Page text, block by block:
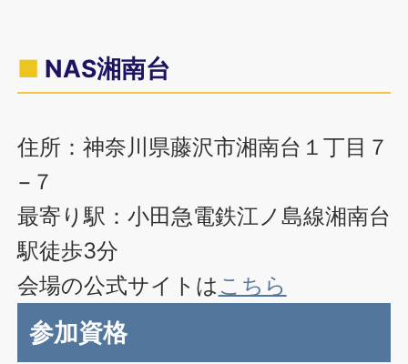
NAS湘南台
住所：神奈川県藤沢市湘南台１丁目７
−７
最寄り駅：小田急電鉄江ノ島線湘南台
駅徒歩3分
会場の公式サイトは こちら
参加資格